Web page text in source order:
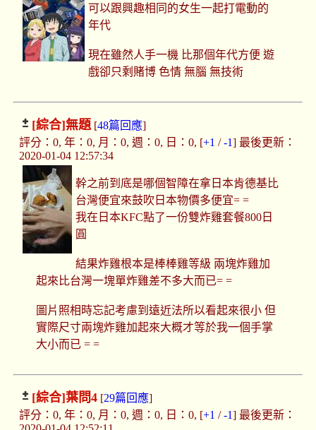
可以跟興趣相同的女生一起打電動的
年代
現在雖然人手一機 比那個年代方便 遊
戲卻只剩賭博 色情 無腦 無技術
[綜合]無題[48篇回應]
評分：0, 年：0, 月：0, 週：0, 日：0, [+1 /-1] 最後更新：
2020-01-04 12:57:34
幹之前到底是哪個智障在拿日本肯德基比
台灣便宜來鼓吹日本物價多便宜= =
我在日本KFC點了一份雙炸雞套餐800日
圓
結果炸雞根本是棒棒雞等級 兩塊炸雞加
起來比台灣一塊單炸雞差不多大而已= =
圖片照相時忘記考慮到遠近法所以看起來很小 但
實際尺寸兩塊炸雞加起來大概才等於我一個手掌
大小而已 = =
[綜合]葉問4[29篇回應]
評分：0, 年：0, 月：0, 週：0, 日：0, [+1 /-1] 最後更新：